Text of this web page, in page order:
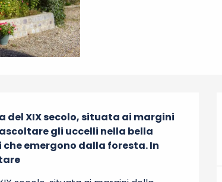
XIX secolo, situata ai margini
gli uccelli nella bella
emergono dalla foresta. In